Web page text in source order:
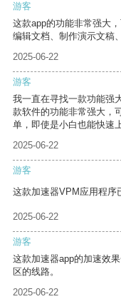
游客
这款app的功能非常强大
编辑文档、制作演示文稿
2025-06-22
游客
我一直在寻找一款功能强
款软件的功能非常强大，
单，即使是小白也能快速
2025-06-22
游客
这款加速器VPM应用程序
2025-06-22
游客
这款加速器app的加速效
区的线路。
2025-06-22